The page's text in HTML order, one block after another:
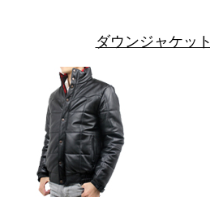
ダウンジャケット